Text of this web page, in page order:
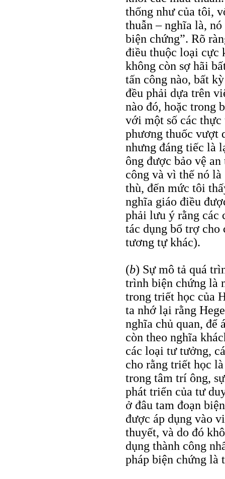
thống như của tôi,
thuẫn – nghĩa là,
biện chứng”. Rõ
điều thuộc loại cực
không còn sợ hãi
tấn công nào, bất
đều phải dựa trên
nào đó, hoặc trong
với một số các
phương thuốc vượt
nhưng đáng tiếc là
ông được bảo vệ
công và vì thế nó
thù, đến mức tôi
nghĩa giáo điều
phải lưu ý rằng các
tác dụng bổ trợ cho
tương tự khác).
(b) Sự mô tả quá
trình biện chứng là
trong triết học của
ta nhớ lại rằng
nghĩa chủ quan, để
còn theo nghĩa
các loại tư tưởng,
cho rằng triết học
trong tâm trí ông,
phát triển của tư
ở đâu tam đoạn
được áp dụng vào
thuyết, và do đó
dụng thành công
pháp biện chứng là